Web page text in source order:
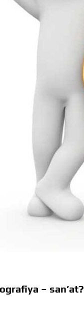
– san’at?